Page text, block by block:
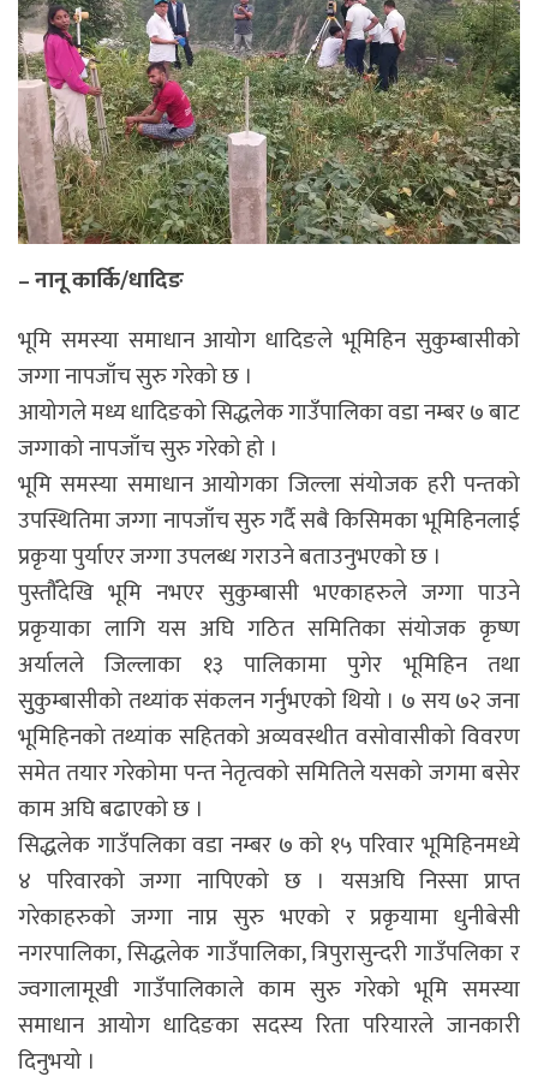
– नानू कार्कि/धादिङ
भूमि समस्या समाधान आयोग धादिङले भूमिहिन सुकुम्बासीको
जग्गा नापजाँच सुरु गरेको छ ।
आयोगले मध्य धादिङको सिद्धलेक गाउँपालिका वडा नम्बर ७ बाट
जग्गाको नापजाँच सुरु गरेको हो ।
भूमि समस्या समाधान आयोगका जिल्ला संयोजक हरी पन्तको
उपस्थितिमा जग्गा नापजाँच सुरु गर्दै सबै किसिमका भूमिहिनलाई
प्रकृया पुर्याएर जग्गा उपलब्ध गराउने बताउनुभएको छ ।
पुस्तौँदेखि भूमि नभएर सुकुम्बासी भएकाहरुले जग्गा पाउने
प्रकृयाका लागि यस अघि गठित समितिका संयोजक कृष्ण
अर्यालले जिल्लाका १३ पालिकामा पुगेर भूमिहिन तथा
सुुकुम्बासीको तथ्यांक संकलन गर्नुभएको थियो । ७ सय ७२ जना
भूमिहिनको तथ्यांक सहितको अव्यवस्थीत वसोवासीको विवरण
समेत तयार गरेकोमा पन्त नेतृत्वको समितिले यसको जगमा बसेर
काम अघि बढाएको छ ।
सिद्धलेक गाउँपलिका वडा नम्बर ७ को १५ परिवार भूमिहिनमध्ये
४ परिवारको जग्गा नापिएको छ । यसअघि निस्सा प्राप्त
गरेकाहरुको जग्गा नाप्न सुरु भएको र प्रकृयामा धुनीबेसी
नगरपालिका, सिद्धलेक गाउँपालिका, त्रिपुरासुन्दरी गाउँपलिका र
ज्वगालामूखी गाउँपालिकाले काम सुरु गरेको भूमि समस्या
समाधान आयोग धादिङका सदस्य रिता परियारले जानकारी
दिनुभयो ।